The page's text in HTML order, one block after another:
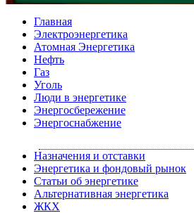
Главная
Электроэнергетика
Атомная Энергетика
Нефть
Газ
Уголь
Люди в энергетике
Энергосбережение
Энергоснабжение
Назначения и отставки
Энергетика и фондовый рынок
Статьи об энергетике
Альтернативная энергетика
ЖКХ